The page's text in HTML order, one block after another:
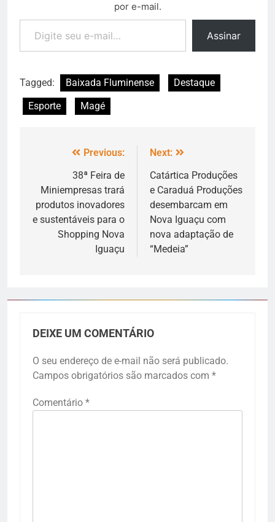
por e-mail.
Assinar
Tagged: Baixada Fluminense
Destaque
Esporte
Magé
Previous:
38ª Feira de
Miniempresas trará
produtos inovadores
e sustentáveis para o
Shopping Nova
Iguaçu
Next:
Catártica Produções
e Caraduá Produções
desembarcam em
Nova Iguaçu com
nova adaptação de
“Medeia”
DEIXE UM COMENTÁRIO
O seu endereço de e-mail não será publicado.
Campos obrigatórios são marcados com *
Comentário *